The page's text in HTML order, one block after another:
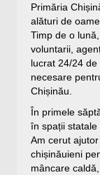
Primăria
alături de
Timp de o
voluntarii,
lucrat 24/24
necesare
Chișinău.
În primele
în spații statale
Am cerut
chișinăuieni
mâncare